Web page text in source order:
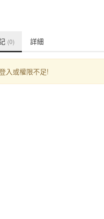
(0) 詳細
入或權限不足!